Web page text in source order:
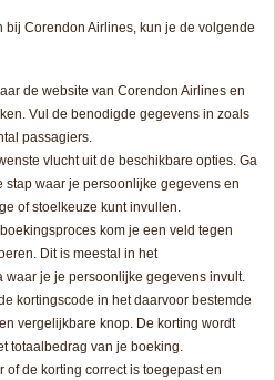
Corendon Airlines, kun je de volgende
de website van Corendon Airlines en
Vul de benodigde gegevens in zoals
passagiers.
vlucht uit de beschikbare opties. Ga
waar je persoonlijke gegevens en
of stoelkeuze kunt invullen.
kom je een veld tegen
Dit is meestal in het
je je persoonlijke gegevens invult.
kortingscode in het daarvoor bestemde
vergelijkbare knop. De korting wordt
totaalbedrag van je boeking.
de korting correct is toegepast en